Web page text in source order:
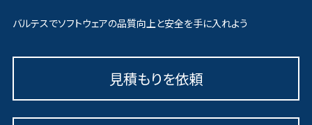
バルテスでソフトウェアの品質向上と安全を手に入れよう
見積もりを依頼